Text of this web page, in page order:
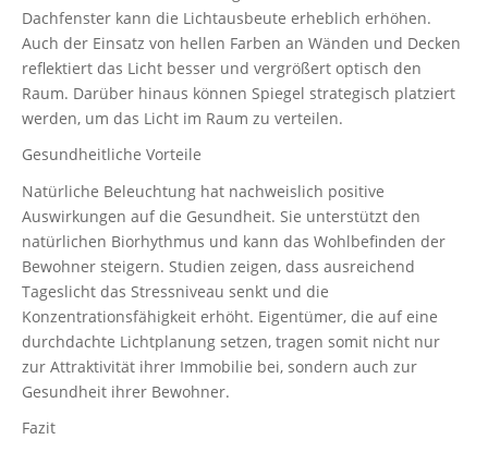
Dachfenster kann die Lichtausbeute erheblich erhöhen.
Auch der Einsatz von hellen Farben an Wänden und Decken
reflektiert das Licht besser und vergrößert optisch den
Raum. Darüber hinaus können Spiegel strategisch platziert
werden, um das Licht im Raum zu verteilen.
Gesundheitliche Vorteile
Natürliche Beleuchtung hat nachweislich positive
Auswirkungen auf die Gesundheit. Sie unterstützt den
natürlichen Biorhythmus und kann das Wohlbefinden der
Bewohner steigern. Studien zeigen, dass ausreichend
Tageslicht das Stressniveau senkt und die
Konzentrationsfähigkeit erhöht. Eigentümer, die auf eine
durchdachte Lichtplanung setzen, tragen somit nicht nur
zur Attraktivität ihrer Immobilie bei, sondern auch zur
Gesundheit ihrer Bewohner.
Fazit